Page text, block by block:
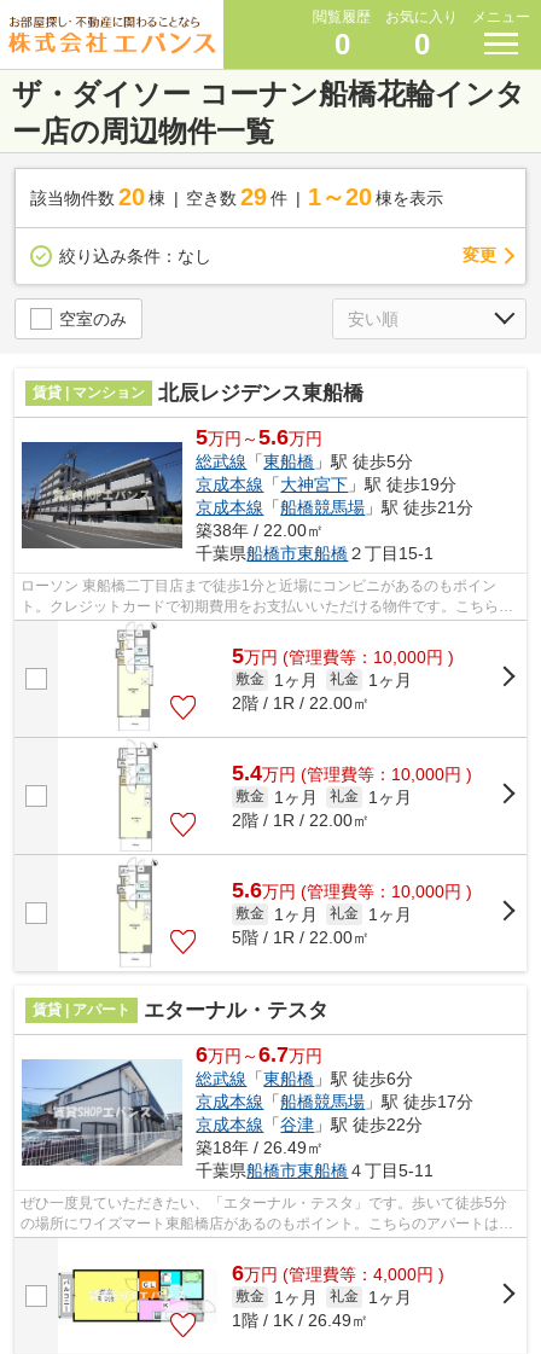
閲覧履歴
0
お気に入り
0
メニュー
ザ・ダイソー コーナン船橋花輪インタ
ー店の周辺物件一覧
該当物件数 20棟 空き数 29 件 1～20 棟を表示
絞り込み条件： なし 変更
空室のみ
賃貸 | マンション 北辰レジデンス東船橋
5万円～5.6万円
総武線 「東船橋 」駅 徒歩5分
京成本線 「大神宮下 」駅 徒歩19分
京成本線 「船橋競馬場 」駅 徒歩21分
築38年 / 22.00㎡
千葉県船橋市東船橋２丁目15-1
ローソン 東船橋二丁目店まで徒歩1分と近場にコンビニがあるのもポイン
ト。クレジットカードで初期費用をお支払いいただける物件です。こちらの
物件はマンションです。マンションの周...
5万円 (管理費等：10,000円 )
敷金 1ヶ月 礼金
1ヶ月
2階 / 1R / 22.00㎡
5.4万円 (管理費等：10,000円 )
敷金 1ヶ月 礼金
1ヶ月
2階 / 1R / 22.00㎡
5.6万円 (管理費等：10,000円 )
敷金 1ヶ月 礼金
1ヶ月
5階 / 1R / 22.00㎡
賃貸 | アパート エターナル・テスタ
6万円～6.7万円
総武線 「東船橋 」駅 徒歩6分
京成本線 「船橋競馬場 」駅 徒歩17分
京成本線 「谷津 」駅 徒歩22分
築18年 / 26.49㎡
千葉県船橋市東船橋４丁目5-11
ぜひ一度見ていただきたい、「エターナル・テスタ」です。歩いて徒歩5分
の場所にワイズマート東船橋店があるのもポイント。こちらのアパートは自
6万円 (管理費等：4,000円 )
敷金 1ヶ月 礼金
1ヶ月
1階 / 1K / 26.49㎡